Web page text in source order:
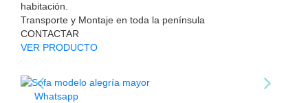
habitación.
Transporte y Montaje en toda la península
CONTACTAR
VER PRODUCTO
Whatsapp